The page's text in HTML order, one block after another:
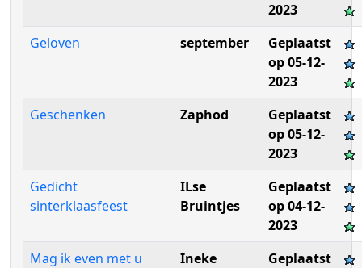
2023
Geloven
september
Geplaatst
op 05-12-
2023
Geschenken
Zaphod
Geplaatst
op 05-12-
2023
Gedicht
sinterklaasfeest
ILse
Bruintjes
Geplaatst
op 04-12-
2023
Mag ik even met u
Ineke
Geplaatst